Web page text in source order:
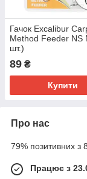
Гачок Excalibur
Method Feeder NS
шт.)
89 ₴
Купити
Про нас
79% позитивних з
Працює з